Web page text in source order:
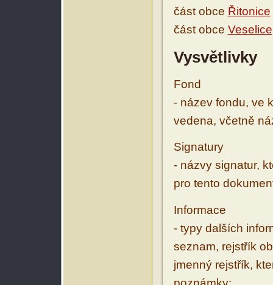
část obce Řitonice
část obce Veselice
Vysvětlivky
Fond
- název fondu, ve
vedena, včetně
Signatury
- názvy signatur,
pro tento
Informace
- typy dalších
seznam, rejstřík
jmenný rejstřík,